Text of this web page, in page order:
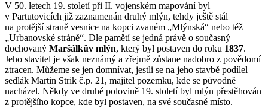
V 50. letech 19. století při II. vojenském mapování byl
v Partutovicích již zaznamenán druhý mlýn, tehdy ještě stál
na protější straně vesnice na kopci zvaném „Mlýnská“ nebo též
„Urbanovské stráně“. Dle pamětí se jedná právě o současný
dochovaný Maršálkův mlýn, který byl postaven do roku 1837.
Jeho stavitel je však neznámý a zřejmě zůstane nadobro z povědomí
ztracen. Můžeme se jen domnívat, jestli se na jeho stavbě podílel
sedlák Martin Strik č.p. 21, majitel pozemku, kde se původně
nacházel. Někdy ve druhé polovině 19. století byl mlýn přestěhován
z protějšího kopce, kde byl postaven, na své současné místo.